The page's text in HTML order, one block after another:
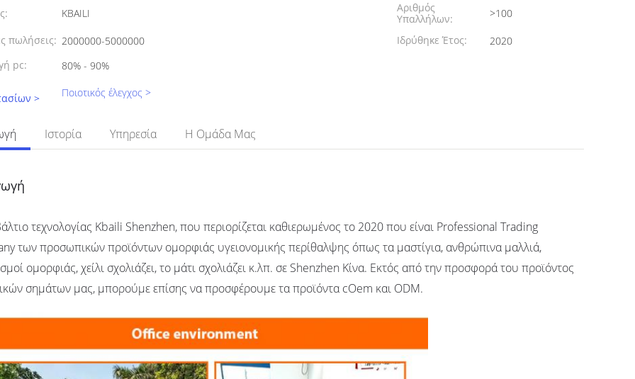
KBAILI
Αριθμός
Υπαλλήλων:
>100
πωλήσεις: 2000000-5000000 Ιδρύθηκε Έτος:
2020
pc:
80% - 90%
>
Ποιοτικός έλεγχος >
Ιστορία Υπηρεσία Η Ομάδα Μας
τεχνολογίας Kbaili Shenzhen, που περιορίζεται καθιερωμένος το 2020 που είναι Professional Trading
των προσωπικών προϊόντων ομορφιάς υγειονομικής περίθαλψης όπως τα μαστίγια, ανθρώπινα μαλλιά,
ομορφιάς, χείλι σχολιάζει, το μάτι σχολιάζει κ.λπ. σε Shenzhen Κίνα. Εκτός από την προσφορά του προϊόντος
σημάτων μας, μπορούμε επίσης να προσφέρουμε τα προϊόντα cOem και ODM.